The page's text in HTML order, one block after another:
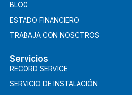
BLOG
ESTADO FINANCIERO
TRABAJA CON NOSOTROS
Servicios
RECORD SERVICE
SERVICIO DE INSTALACIÓN